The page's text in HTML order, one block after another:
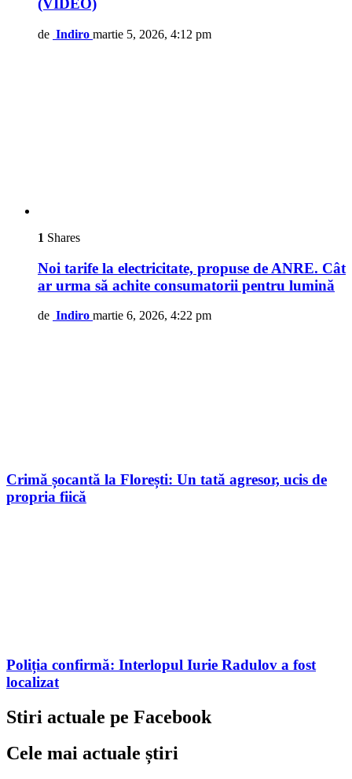
(VIDEO)
de Indiro martie 5, 2026, 4:12 pm
1 Shares
Noi tarife la electricitate, propuse de ANRE. Cât
ar urma să achite consumatorii pentru lumină
de Indiro martie 6, 2026, 4:22 pm
Crimă șocantă la Florești: Un tată agresor, ucis de
propria fiică
Poliția confirmă: Interlopul Iurie Radulov a fost
localizat
Stiri actuale pe Facebook
Cele mai actuale știri